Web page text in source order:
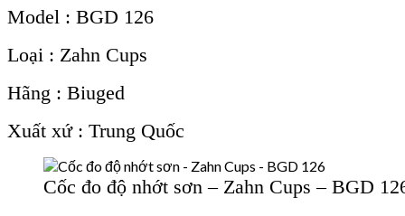
Model : BGD 126
Loại : Zahn Cups
Hãng : Biuged
Xuất xứ : Trung Quốc
Cốc đo độ nhớt sơn – Zahn Cups – BGD